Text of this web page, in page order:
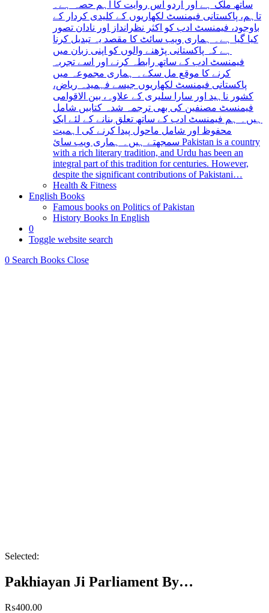
ساتھ ملک ہے اور اردو اس روایت کا اہم حصہ ہے۔
تاہم، پاکستانی فیمنسٹ لکھاریوں کے کلیدی کردار کے
باوجود، فیمنسٹ ادب کو اکثر نظرانداز اور نادان تصور
کیا گیا ہے۔ ہماری ویب سائٹ کا مقصد یہ تبدیل کرنا
ہے کہ پاکستانی پڑھنے والوں کو اپنی زبان میں
فیمنسٹ ادب کے ساتھ رابطہ کرنے اور اسے تجربہ
کرنے کا موقع مل سکے۔ ہماری مجموعہ میں
پاکستانی فیمنسٹ لکھاریوں جیسے فہمیدہ ریاض،
کشور ناہید اور سارا سلیری کے علاوہ، بین الاقوامی
فیمنسٹ مصنفین کی بھی ترجمہ شدہ کتابیں شامل
ہیں۔ ہم فیمنسٹ ادب کے ساتھ تعلق بنانے کے لئے ایک
محفوظ اور شامل ماحول پیدا کرنے کی اہمیت
سمجھتے ہیں۔ ہماری ویب سائ Pakistan is a country
with a rich literary tradition, and Urdu has been an
integral part of this tradition for centuries. However,
despite the significant contributions of Pakistani…
Health & Fitness
English Books
Famous books on Politics of Pakistan
History Books In English
0
Toggle website search
0 Search Books Close
Selected:
Pakhiayan Ji Parliament By…
₨400.00